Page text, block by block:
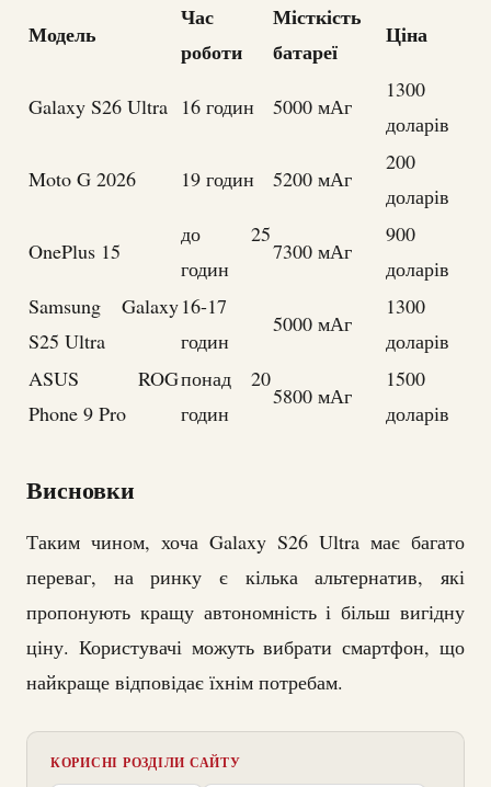
Модель
Час
роботи
Місткість
батареї
Ціна
Galaxy S26 Ultra 16 годин 5000 мАг
1300
доларів
Moto G 2026 19 годин 5200 мАг
200
доларів
OnePlus 15
до 25
годин
7300 мАг
900
доларів
Samsung Galaxy
S25 Ultra
16-17
годин
5000 мАг
1300
доларів
ASUS ROG
Phone 9 Pro
понад 20
годин
5800 мАг
1500
доларів
Висновки
Таким чином, хоча Galaxy S26 Ultra має багато
переваг, на ринку є кілька альтернатив, які
пропонують кращу автономність і більш вигідну
ціну. Користувачі можуть вибрати смартфон, що
найкраще відповідає їхнім потребам.
КОРИСНІ РОЗДІЛИ САЙТУ